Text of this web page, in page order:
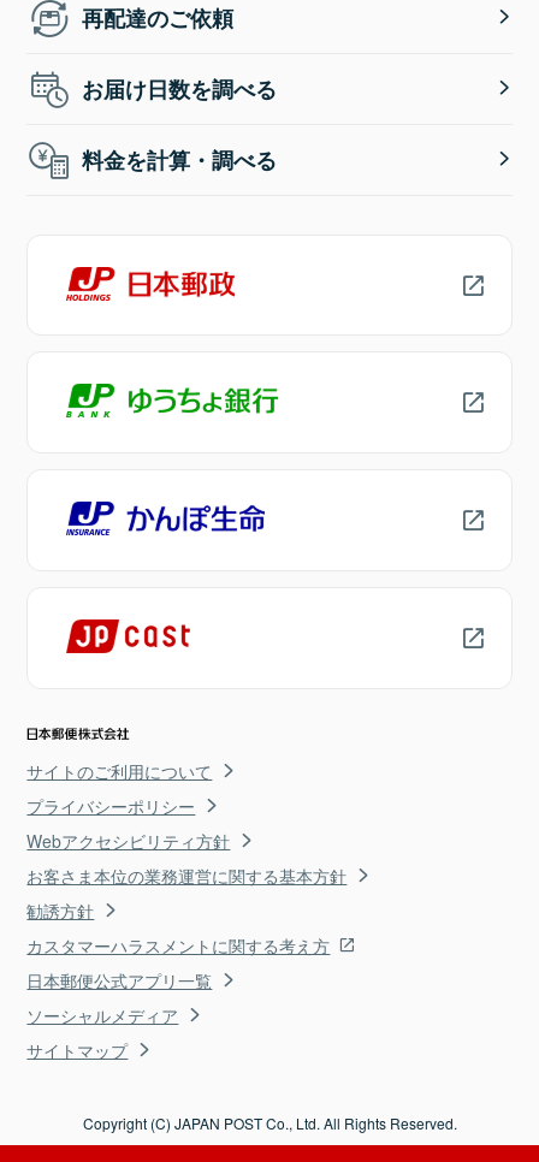
再配達のご依頼
お届け日数を調べる
料金を計算・調べる
サイトのご利用について
プライバシーポリシー
Webアクセシビリティ方針
お客さま本位の業務運営に関する基本方針
勧誘方針
カスタマーハラスメントに関する考え方
日本郵便公式アプリ一覧
ソーシャルメディア
サイトマップ
Copyright (C) JAPAN POST Co., Ltd. All Rights Reserved.